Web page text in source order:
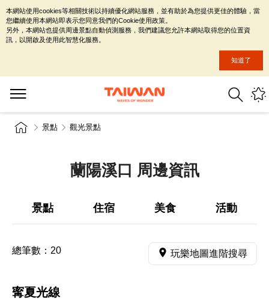
景點 觀光景點
蘭陽溪口 周邊資訊
景點 住宿 美食 活動
總筆數： 20 玩樂地圖進階搜尋
寗夏光線
本網站使用cookies等相關技術以持續優化網站服務，並有助於為您提供更佳的體驗，當
您繼續使用本網站即表示您同意我們的Cookie使用政策。
另外，本網站也提供周邊景點自動偵測服務，我們建議您允許本網站取得您的位置資
訊，以開啟及使用此智慧化服務。
知道了